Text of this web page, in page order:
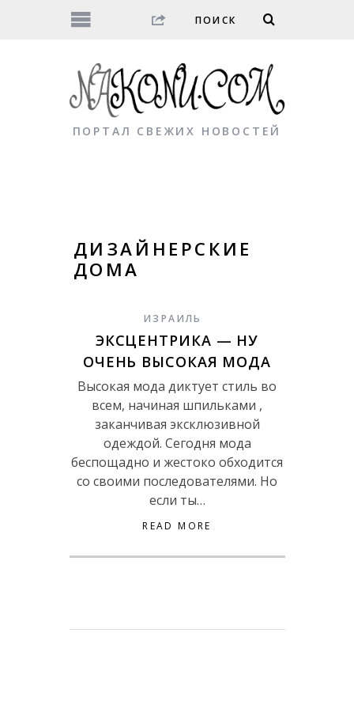
ПОРТАЛ СВЕЖИХ НОВОСТЕЙ
ДИЗАЙНЕРСКИЕ
ДОМА
ИЗРАИЛЬ
ЭКСЦЕНТРИКА — НУ
ОЧЕНЬ ВЫСОКАЯ МОДА
Высокая мода диктует стиль во
всем, начиная шпильками ,
заканчивая эксклюзивной
одеждой. Сегодня мода
беспощадно и жестоко обходится
со своими последователями. Но
если ты…
READ MORE